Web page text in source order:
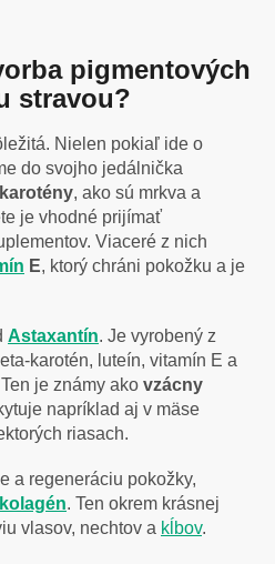
pigmentových
stravou?
Nielen pokiaľ ide o
do svojho jedálnička
, ako sú mrkva a
je vhodné prijímať
Viaceré z nich
E, ktorý chráni pokožku a je
Astaxantín. Je vyrobený z
karotén, luteín, vitamín E a
je známy ako vzácny
napríklad aj v mäse
riasach.
a regeneráciu pokožky,
kolagén. Ten okrem krásnej
vlasov, nechtov a kĺbov.